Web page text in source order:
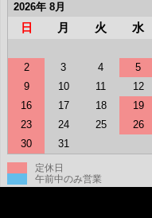
2026年 8月
日 月 火 水
2
3 4 5
9
10 11 12
16
17 18 19
23
24 25 26
30
31
定休日
午前中のみ営業